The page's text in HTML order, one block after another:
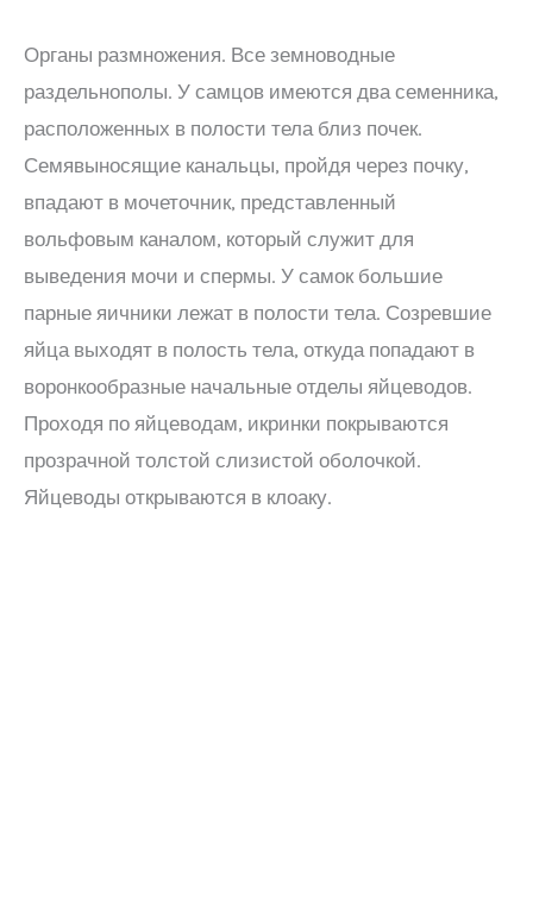
Органы размножения. Все земноводные
раздельнополы. У самцов имеются два семенника,
расположенных в полости тела близ почек.
Семявыносящие канальцы, пройдя через почку,
впадают в мочеточник, представленный
вольфовым каналом, который служит для
выведения мочи и спермы. У самок большие
парные яичники лежат в полости тела. Созревшие
яйца выходят в полость тела, откуда попадают в
воронкообразные начальные отделы яйцеводов.
Проходя по яйцеводам, икринки покрываются
прозрачной толстой слизистой оболочкой.
Яйцеводы открываются в клоаку.